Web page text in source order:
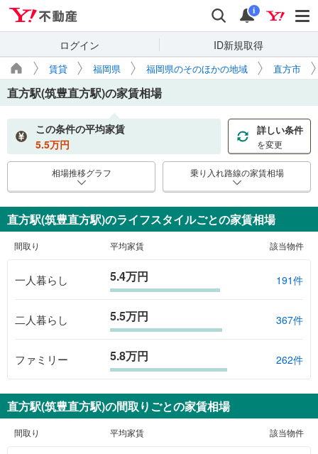
検索 通知
i
ログイン ID新規取得
賃貸 福岡県 福岡県のそのほかの地域 直方市
直方駅(筑豊直方駅)の家賃相場
この条件の平均家賃
5.5万円
詳しい条件
を変更
相場推移グラフ 乗り入れ路線の家賃相場
直方駅(筑豊直方駅)のライフスタイルごとの家賃相場
間取り 平均家賃 該当物件
一人暮らし 5.4万円 191件
二人暮らし 5.5万円 367件
ファミリー 5.8万円 262件
直方駅(筑豊直方駅)の間取りごとの家賃相場
間取り 平均家賃 該当物件